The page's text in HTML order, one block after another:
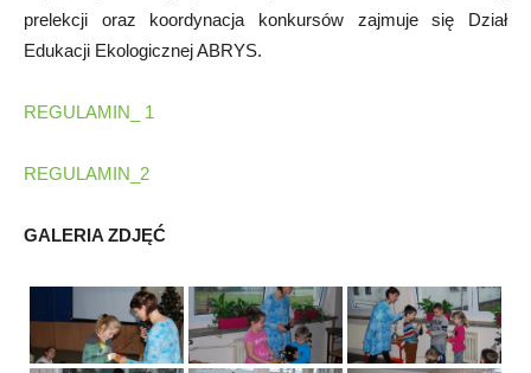
prelekcji oraz koordynacja konkursów zajmuje się Dział
Edukacji Ekologicznej ABRYS.
REGULAMIN_ 1
REGULAMIN_2
GALERIA ZDJĘĆ